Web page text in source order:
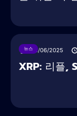
뉴스28/06/2025
XRP: 리플,